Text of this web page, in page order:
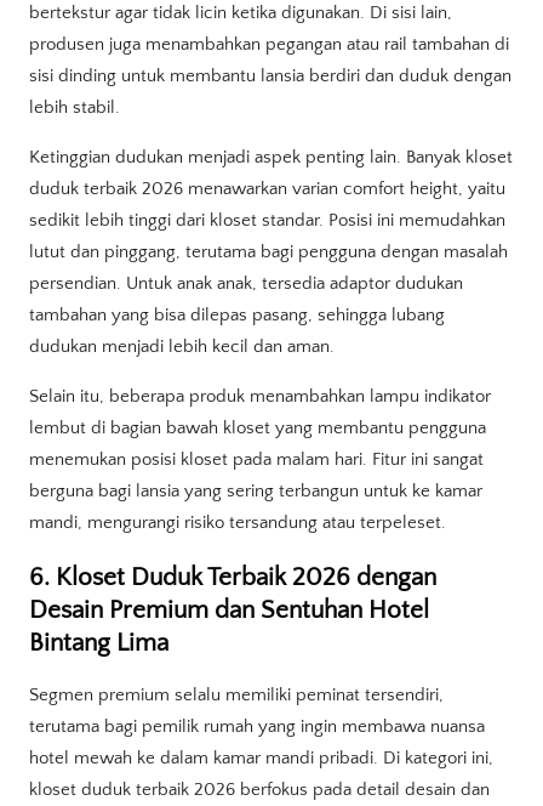
bertekstur agar tidak licin ketika digunakan. Di sisi lain,
produsen juga menambahkan pegangan atau rail tambahan di
sisi dinding untuk membantu lansia berdiri dan duduk dengan
lebih stabil.
Ketinggian dudukan menjadi aspek penting lain. Banyak kloset
duduk terbaik 2026 menawarkan varian comfort height, yaitu
sedikit lebih tinggi dari kloset standar. Posisi ini memudahkan
lutut dan pinggang, terutama bagi pengguna dengan masalah
persendian. Untuk anak anak, tersedia adaptor dudukan
tambahan yang bisa dilepas pasang, sehingga lubang
dudukan menjadi lebih kecil dan aman.
Selain itu, beberapa produk menambahkan lampu indikator
lembut di bagian bawah kloset yang membantu pengguna
menemukan posisi kloset pada malam hari. Fitur ini sangat
berguna bagi lansia yang sering terbangun untuk ke kamar
mandi, mengurangi risiko tersandung atau terpeleset.
6. Kloset Duduk Terbaik 2026 dengan
Desain Premium dan Sentuhan Hotel
Bintang Lima
Segmen premium selalu memiliki peminat tersendiri,
terutama bagi pemilik rumah yang ingin membawa nuansa
hotel mewah ke dalam kamar mandi pribadi. Di kategori ini,
kloset duduk terbaik 2026 berfokus pada detail desain dan